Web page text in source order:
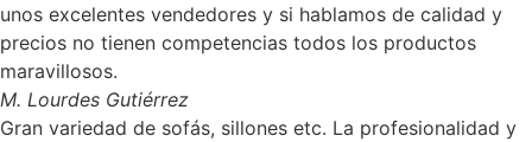
unos excelentes vendedores y si hablamos de calidad y
precios no tienen competencias todos los productos
maravillosos.
M. Lourdes Gutiérrez
Gran variedad de sofás, sillones etc. La profesionalidad y